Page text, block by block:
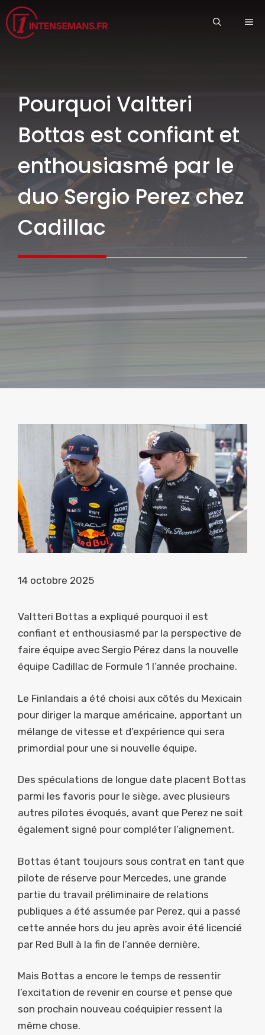
Aller
au
contenu
Pourquoi Valtteri
Bottas est confiant et
enthousiasmé par le
duo Sergio Perez chez
Cadillac
14 octobre 2025
Valtteri Bottas a expliqué pourquoi il est
confiant et enthousiasmé par la perspective de
faire équipe avec Sergio Pérez dans la nouvelle
équipe Cadillac de Formule 1 l’année prochaine.
Le Finlandais a été choisi aux côtés du Mexicain
pour diriger la marque américaine, apportant un
mélange de vitesse et d’expérience qui sera
primordial pour une si nouvelle équipe.
Des spéculations de longue date placent Bottas
parmi les favoris pour le siège, avec plusieurs
autres pilotes évoqués, avant que Perez ne soit
également signé pour compléter l’alignement.
Bottas étant toujours sous contrat en tant que
pilote de réserve pour Mercedes, une grande
partie du travail préliminaire de relations
publiques a été assumée par Perez, qui a passé
cette année hors du jeu après avoir été licencié
par Red Bull à la fin de l’année dernière.
Mais Bottas a encore le temps de ressentir
l’excitation de revenir en course et pense que
son prochain nouveau coéquipier ressent la
même chose.